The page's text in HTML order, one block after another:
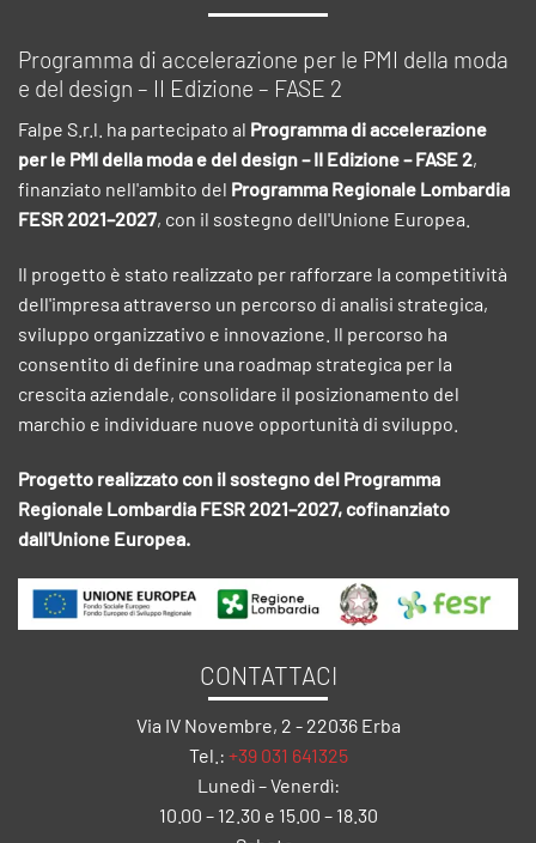
Programma di accelerazione per le PMI della moda
e del design – II Edizione – FASE 2
Falpe S.r.l. ha partecipato al Programma di accelerazione
per le PMI della moda e del design – II Edizione – FASE 2,
finanziato nell'ambito del Programma Regionale Lombardia
FESR 2021–2027, con il sostegno dell'Unione Europea.
Il progetto è stato realizzato per rafforzare la competitività
dell'impresa attraverso un percorso di analisi strategica,
sviluppo organizzativo e innovazione. Il percorso ha
consentito di definire una roadmap strategica per la
crescita aziendale, consolidare il posizionamento del
marchio e individuare nuove opportunità di sviluppo.
Progetto realizzato con il sostegno del Programma
Regionale Lombardia FESR 2021–2027, cofinanziato
dall'Unione Europea.
CONTATTACI
Via IV Novembre, 2 - 22036 Erba
Tel.: +39 031 641325
Lunedì – Venerdì:
10.00 – 12.30 e 15.00 – 18.30